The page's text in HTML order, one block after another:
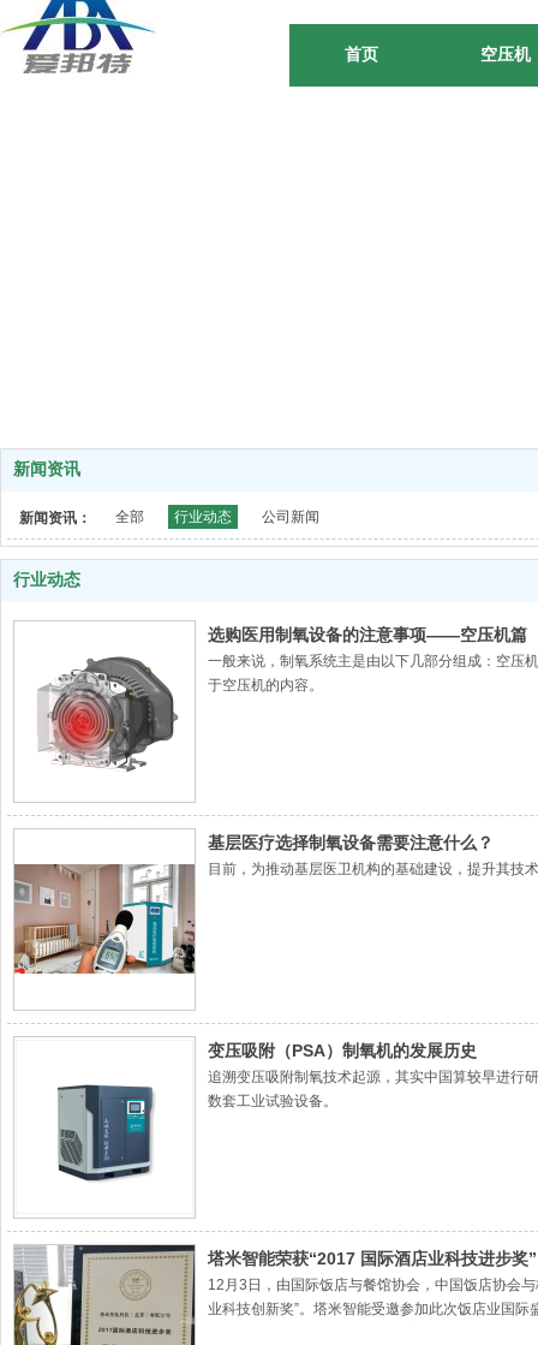
首页 空压机
新闻资讯
新闻资讯： 全部 行业动态 公司新闻
行业动态
选购医用制氧设备的注意事项——空压机篇
一般来说，制氧系统主是由以下几部分组成：空压
于空压机的内容。
基层医疗选择制氧设备需要注意什么？
目前，为推动基层医卫机构的基础建设，提升其技
变压吸附（PSA）制氧机的发展历史
追溯变压吸附制氧技术起源，其实中国算较早进行
数套工业试验设备。
塔米智能荣获“2017 国际酒店业科技进步奖”
12月3日，由国际饭店与餐馆协会，中国饭店协会
业科技创新奖”。塔米智能受邀参加此次饭店业国